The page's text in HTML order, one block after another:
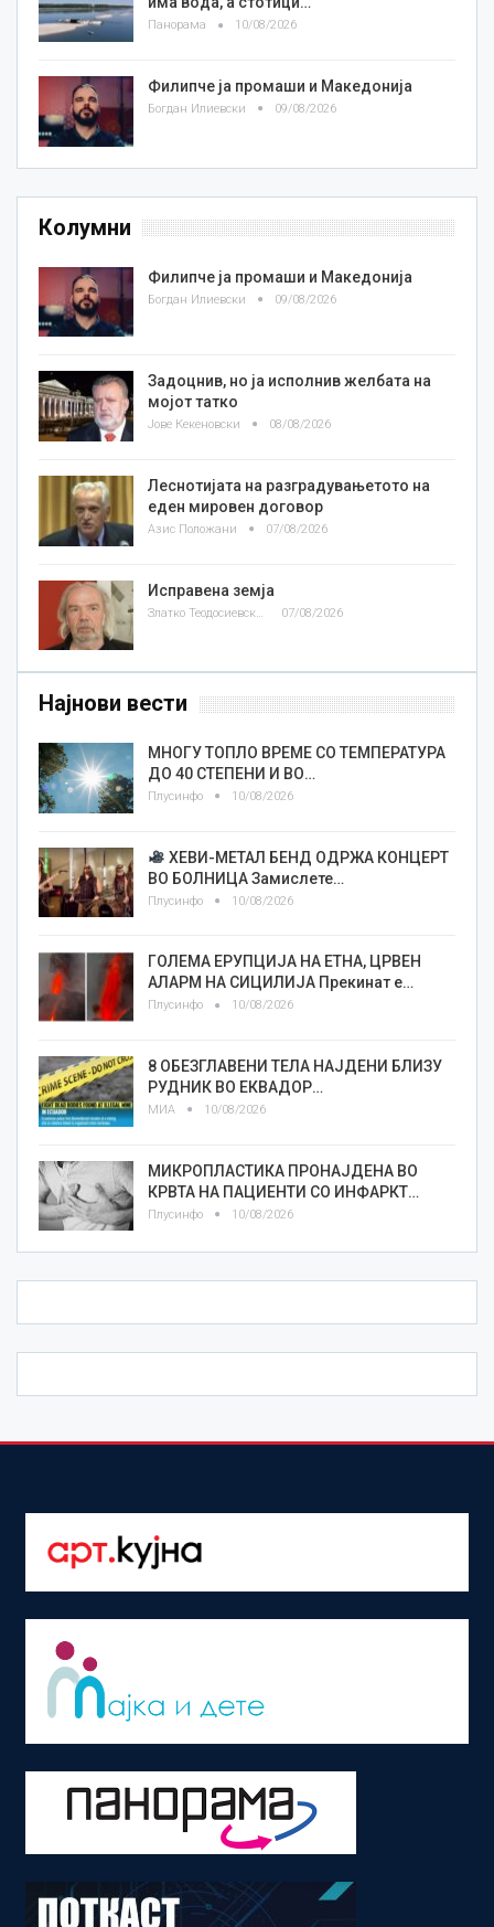
Панорама 10/08/2026
Филипче ја промаши и Македонија
Богдан Илиевски 09/08/2026
Колумни
Филипче ја промаши и Македонија
Богдан Илиевски 09/08/2026
Задоцнив, но ја исполнив желбата на
мојот татко
Јове Кекеновски 08/08/2026
Леснотијата на разградувањетото на
еден мировен договор
Азис Положани 07/08/2026
Исправена земја
07/08/2026
Најнови вести
МНОГУ ТОПЛО ВРЕМЕ СО ТЕМПЕРАТУРА
ДО 40 СТЕПЕНИ И ВО…
Плусинфо 10/08/2026
ХЕВИ-МЕТАЛ БЕНД ОДРЖА КОНЦЕРТ
ВО БОЛНИЦА Замислете…
Плусинфо 10/08/2026
ГОЛЕМА ЕРУПЦИЈА НА ЕТНА, ЦРВЕН
АЛАРМ НА СИЦИЛИЈА Прекинат е…
Плусинфо 10/08/2026
8 ОБЕЗГЛАВЕНИ ТЕЛА НАЈДЕНИ БЛИЗУ
РУДНИК ВО ЕКВАДОР…
МИА 10/08/2026
МИКРОПЛАСТИКА ПРОНАЈДЕНА ВО
КРВТА НА ПАЦИЕНТИ СО ИНФАРКТ…
Плусинфо 10/08/2026